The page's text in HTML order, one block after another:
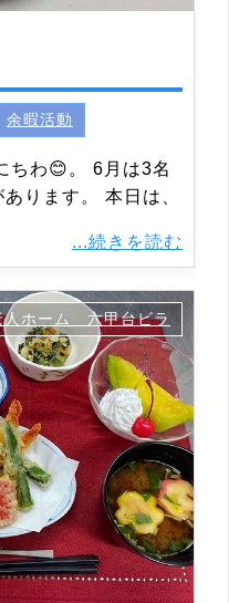
余暇活動
ちわ😊。 6月は3名
ります。 本日は、
...続きを読む
人ホーム 六甲台ビラ